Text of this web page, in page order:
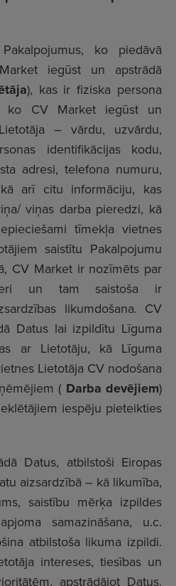
ko piedāvā
iegūst un apstrādā
), kas ir fiziska persona
ko CV Market iegūst un
– vārdu, uzvārdu,
identifikācijas kodu,
adresi, telefona numuru,
arī citu informāciju, kas
viņas darba pieredzi, kā
tīmekļa vietnes
saistītu Pakalpojumu
CV Market ir nozīmēts par
un tam saistoša ir
likumdošana. CV
Datus lai izpildītu Līguma
ar Lietotāju, kā Līguma
Lietotāja CV nodošana
( Darba devējiem)
iespēju pieteikties
Datus, atbilstoši Eiropas
aizsardzībā – kā likumība,
saistību mērķa izpildes
samazināšana, u.c.
atbilstoša likuma izpildi.
intereses, tiesības un
apstrādājot Datus.